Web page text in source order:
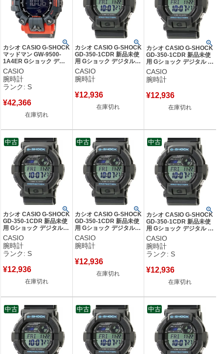
カシオ CASIO G-SHOCK
マッドマン GW-9500-
1A4ER Gショック デジ
タル 耐衝撃 防水 GMT 赤
メンズ 腕時計クオーツ
ブラック 【中古】未使用
保管品
CASIO
腕時計
ランク: S
¥42,366
在庫切れ
カシオ CASIO G-SHOCK
GD-350-1CDR 新品未使
用 Gショック デジタル
耐衝撃 防水 バイブレー
ション ブラック メンズ
腕時計クオーツ ブラック
CASIO
腕時計
¥12,936
在庫切れ
カシオ CASIO G-SHOCK
GD-350-1CDR 新品未使
用 Gショック デジタル 耐
衝撃 防水 バイブレーショ
ン ブラック メンズ 腕時
計クオーツ ブラック 【中
CASIO
腕時計
¥12,936
在庫切れ
カシオ CASIO G-SHOCK
GD-350-1CDR 新品未使
用 Gショック デジタル
耐衝撃 防水 バイブレー
ション ブラック メンズ
腕時計クオーツ ブラック
【中古】未使用保管品
CASIO
腕時計
ランク: S
¥12,936
在庫切れ
中古
カシオ CASIO G-SHOCK
GD-350-1CDR 新品未使
用 Gショック デジタル
耐衝撃 防水 バイブレー
ション ブラック メンズ
腕時計クオーツ ブラック
CASIO
腕時計
¥12,936
在庫切れ
中古
カシオ CASIO G-SHOCK
GD-350-1CDR 新品未使
用 Gショック デジタル 耐
衝撃 防水 バイブレーショ
ン ブラック メンズ 腕時
計クオーツ ブラック 【中
古】未使用保管品
CASIO
腕時計
ランク: S
¥12,936
在庫切れ
中古
中古 中古 中古